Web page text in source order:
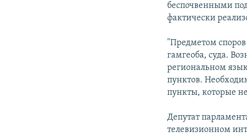
беспочвенными
фактически
"Предметом
гамгеоба, суда.
региональном
пунктов.
пункты, которые
Депутат
телевизионном